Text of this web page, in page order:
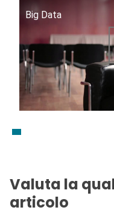
Big Data
Valuta la
articolo